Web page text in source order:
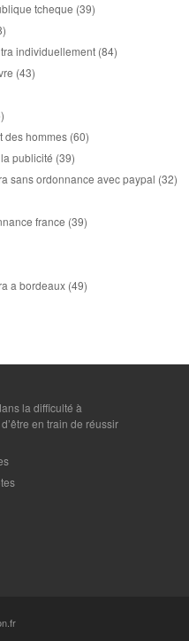
tcheque (39)
individuellement (84)
(43)
des hommes (60)
publicité (39)
sans ordonnance avec paypal (32)
france (39)
a bordeaux (49)
la difficulté à
en train de réussir